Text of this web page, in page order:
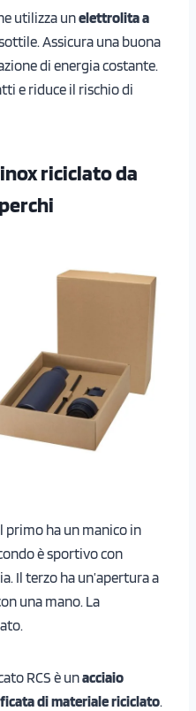
utilizza unelettrolita a
Assicura una buona
di energia costante.
e riduce il rischio di
riciclato da
primo ha un manico in
è sportivo con
Il terzo ha un’apertura a
una mano. La
RCS è unacciaio
di materiale riciclato.